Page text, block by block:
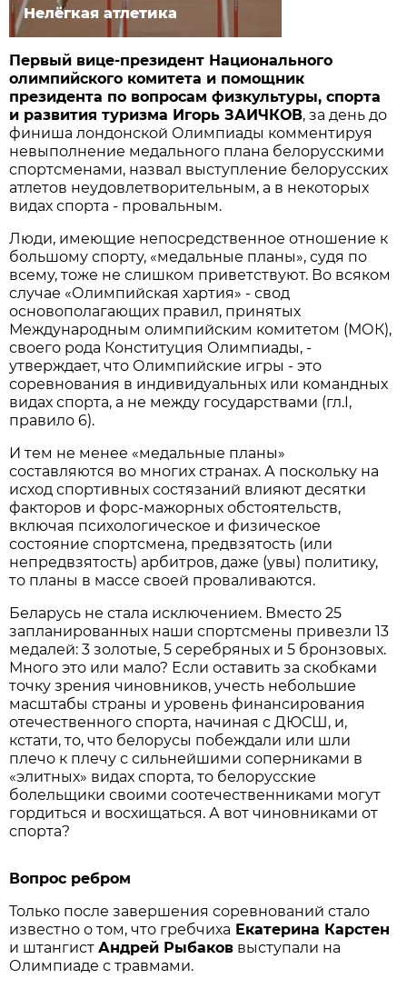
Нелёгкая атлетика
Первый вице-президент Национального
олимпийского комитета и помощник
президента по вопросам физкультуры, спорта
и развития туризма Игорь ЗАИЧКОВ, за день до
финиша лондонской Олимпиады комментируя
невыполнение медального плана белорусскими
спортсменами, назвал выступление белорусских
атлетов неудовлетворительным, а в некоторых
видах спорта - провальным.
Люди, имеющие непосредственное отношение к
большому спорту, «медальные планы», судя по
всему, тоже не слишком приветствуют. Во всяком
случае «Олимпийская хартия» - свод
основополагающих правил, принятых
Международным олимпийским комитетом (МОК),
своего рода Конституция Олимпиады, -
утверждает, что Олимпийские игры - это
соревнования в индивидуальных или командных
видах спорта, а не между государствами (гл.I,
правило 6).
И тем не менее «медальные планы»
составляются во многих странах. А поскольку на
исход спортивных состязаний влияют десятки
факторов и форс-мажорных обстоятельств,
включая психологическое и физическое
состояние спортсмена, предвзятость (или
непредвзятость) арбитров, даже (увы) политику,
то планы в массе своей проваливаются.
Беларусь не стала исключением. Вместо 25
запланированных наши спортсмены привезли 13
медалей: 3 золотые, 5 серебряных и 5 бронзовых.
Много это или мало? Если оставить за скобками
точку зрения чиновников, учесть небольшие
масштабы страны и уровень финансирования
отечественного спорта, начиная с ДЮСШ, и,
кстати, то, что белорусы побеждали или шли
плечо к плечу с сильнейшими соперниками в
«элитных» видах спорта, то белорусские
болельщики своими соотечественниками могут
гордиться и восхищаться. А вот чиновниками от
спорта?
Вопрос ребром
Только после завершения соревнований стало
известно о том, что гребчиха Екатерина Карстен
и штангистАндрей Рыбаков выступали на
Олимпиаде с травмами.